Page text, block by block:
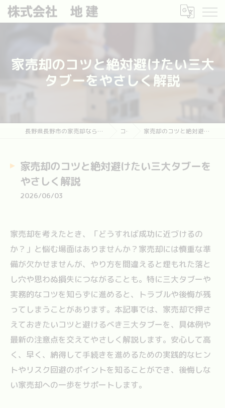
家売却のコツと絶対避けたい三大
タブーをやさしく解説
長野県長野市の家売却なら長野市土地・建物売却相談センター コラム 家売却のコツと絶対避けたい三大タブーをやさしく解説
家売却のコツと絶対避けたい三大タブーを
やさしく解説
2026/06/03
家売却を考えたとき、「どうすれば成功に近づけるの
か？」と悩む場面はありませんか？家売却には慎重な準
備が欠かせませんが、やり方を間違えると埋もれた落と
し穴や思わぬ損失につながることも。特に三大タブーや
実務的なコツを知らずに進めると、トラブルや後悔が残
ってしまうことがあります。本記事では、家売却で押さ
えておきたいコツと避けるべき三大タブーを、具体例や
最新の注意点を交えてやさしく解説します。安心して高
く、早く、納得して手続きを進めるための実践的なヒン
トやリスク回避のポイントを知ることができ、後悔しな
い家売却への一歩をサポートします。